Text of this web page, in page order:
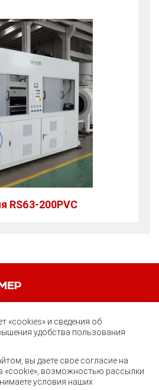
Георгий
Здравствуйте! Готов помочь
RS63-200PVC
вопросу:
61
59
«cookies» и сведения об
удобства пользования
вы даете свое согласие на
«cookie», возможностью рассылки
условия наших